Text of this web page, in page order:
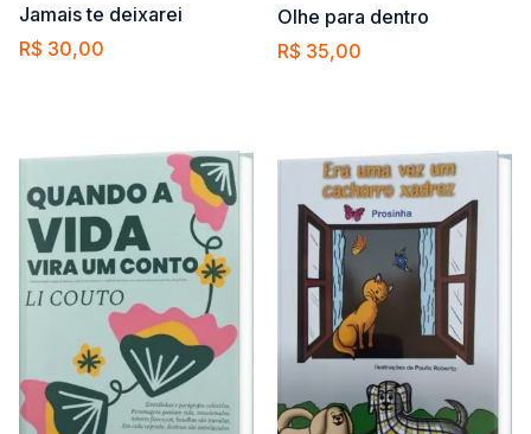
Jamais te deixarei
R$ 30,00
Olhe para dentro
R$ 35,00